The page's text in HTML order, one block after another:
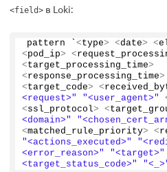
<field> в Loki:
pattern ` <type> <date> <
<pod_ip> <
<target_processing_time>
<response_processing_time>
<target_code> <
<request>"
"<user_agent>"
<ssl_protocol> <
<domain>"
<matched_rule_priority> <
"<actions_executed>"
<error_reason>"
"<target>"
<target_status_code>"